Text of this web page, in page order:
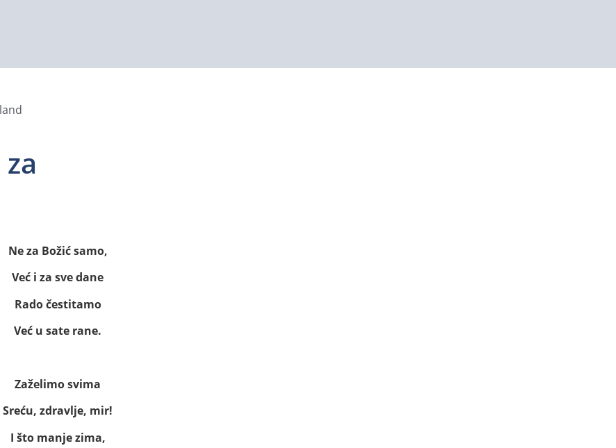
Ne za Božić samo,
Već i za sve dane
Rado čestitamo
Već u sate rane.
Zaželimo svima
Sreću, zdravlje, mir!
I što manje zima,